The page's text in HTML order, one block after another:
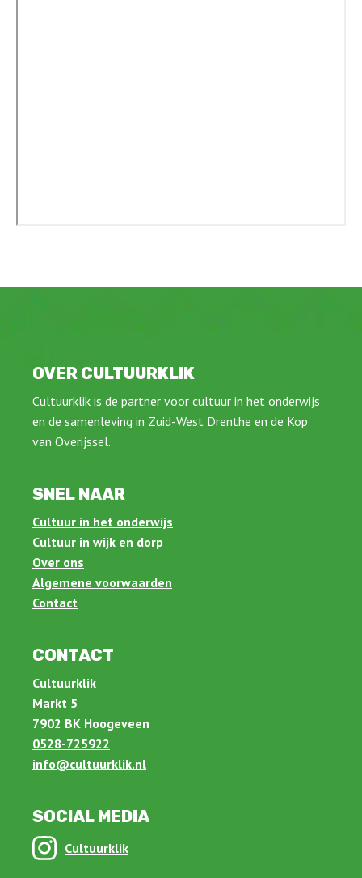
OVER CULTUURKLIK
Cultuurklik is de partner voor cultuur in het onderwijs
en de samenleving in Zuid-West Drenthe en de Kop
van Overijssel.
SNEL NAAR
Cultuur in het onderwijs
Cultuur in wijk en dorp
Over ons
Algemene voorwaarden
Contact
CONTACT
Cultuurklik
Markt 5
7902 BK Hoogeveen
0528-725922
info@cultuurklik.nl
SOCIAL MEDIA
Cultuurklik